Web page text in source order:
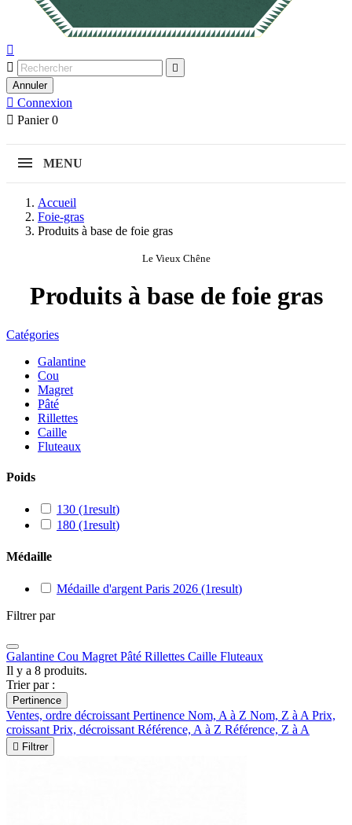



Annuler
 Connexion
 Panier 0
MENU
Accueil
Foie-gras
Produits à base de foie gras
Le Vieux Chêne
Produits à base de foie gras
Catégories
Galantine
Cou
Magret
Pâté
Rillettes
Caille
Fluteaux
Poids
130 (1result)
180 (1result)
Médaille
Médaille d'argent Paris 2026 (1result)
Filtrer par
Galantine Cou Magret Pâté Rillettes Caille Fluteaux
Il y a 8 produits.
Trier par :
Pertinence
Ventes, ordre décroissant Pertinence Nom, A à Z Nom, Z à A Prix,
croissant Prix, décroissant Référence, A à Z Référence, Z à A
 Filtrer